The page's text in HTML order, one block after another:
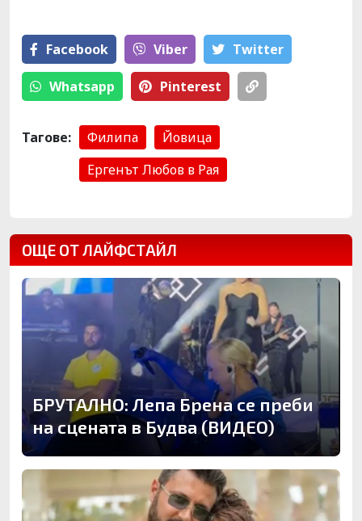
Facebook Viber Тwitter
Whatsapp Pinterest
Тагове: Филипа
Йовица
Ергенът Любов в Рая
ОЩЕ ОТ ЛАЙФСТАЙЛ
БРУТАЛНО: Лепа Брена се преби
на сцената в Будва (ВИДЕО)